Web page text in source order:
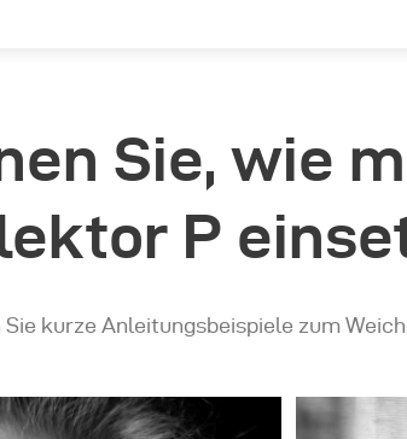
Sie, wie
P
Sie kurze Anleitungsbeispiele zum